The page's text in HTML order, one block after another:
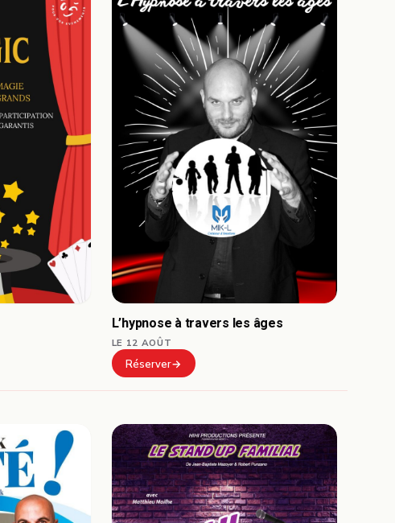
L’hypnose à travers les âges
LE 12 AOÛT
Réserver